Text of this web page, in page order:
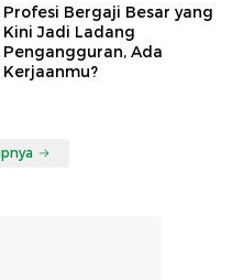
Profesi Bergaji Besar yang
Kini Jadi Ladang
Pengangguran, Ada
Kerjaanmu?